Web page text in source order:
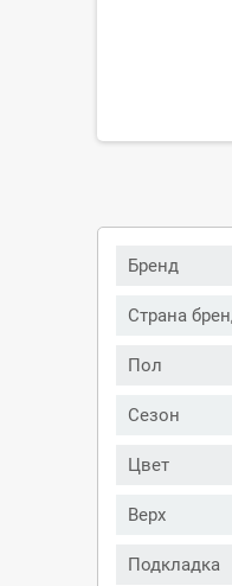
Бренд
Страна
Пол
Сезон
Цвет
Верх
Подкладка